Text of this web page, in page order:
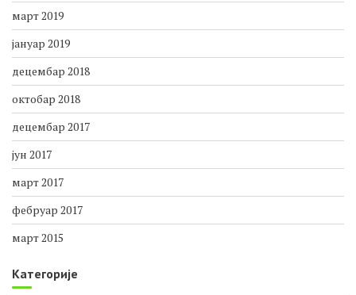
март 2019
јануар 2019
децембар 2018
октобар 2018
децембар 2017
јун 2017
март 2017
фебруар 2017
март 2015
Категорије